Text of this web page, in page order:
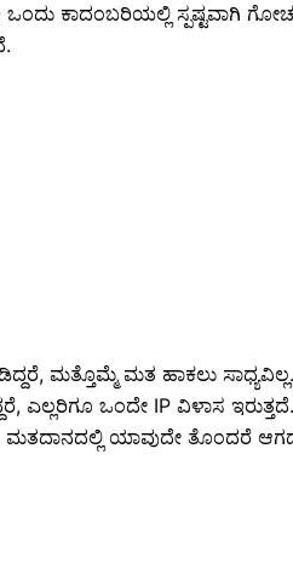
ಕಾದಂಬರಿಯಲ್ಲಿ ಸ್ಪಷ್ಟವಾಗಿ
ಮತ್ತೊಮ್ಮೆ ಮತ ಹಾಕಲು
ಎಲ್ಲರಿಗೂ ಒಂದೇ IP ವಿಳಾಸ
ಯಾವುದೇ ತೊಂದರೆ